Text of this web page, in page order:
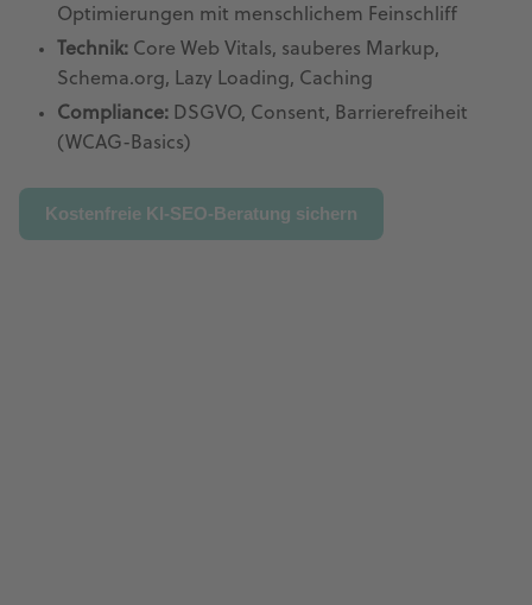
Optimierungen mit menschlichem Feinschliff
Technik: Core Web Vitals, sauberes Markup,
Schema.org, Lazy Loading, Caching
Compliance: DSGVO, Consent, Barrierefreiheit
(WCAG-Basics)
Kostenfreie KI-SEO-Beratung sichern